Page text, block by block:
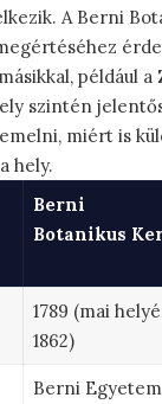
A Berni
például a
szintén
miért is
hely.
Berni
Botanikus
1789 (mai
1862)
Berni Egyetem